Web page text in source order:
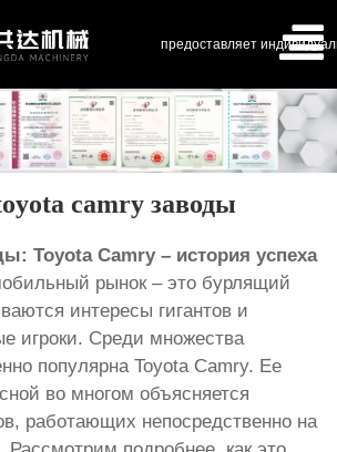
предоставляет
camry заводы
Toyota Camry – история успеха
рынок – это бурлящий
интересы гигантов и
игроки. Среди множества
популярна Toyota Camry. Ее
во многом объясняется
работающих непосредственно на